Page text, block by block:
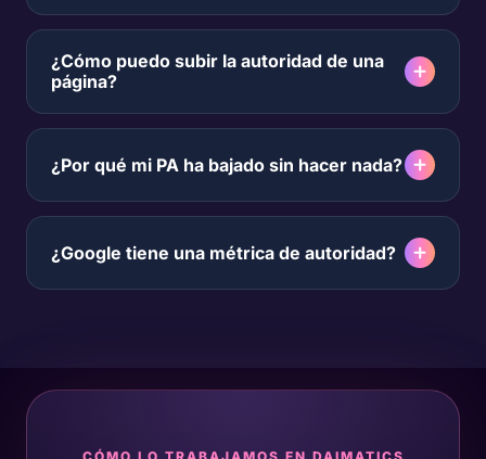
¿Cómo puedo subir la autoridad de una
página?
¿Por qué mi PA ha bajado sin hacer nada?
¿Google tiene una métrica de autoridad?